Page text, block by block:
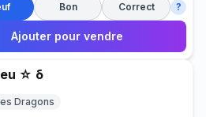
Bon Correct ?
Ajouter pour vendre
☆ δ
Dragons